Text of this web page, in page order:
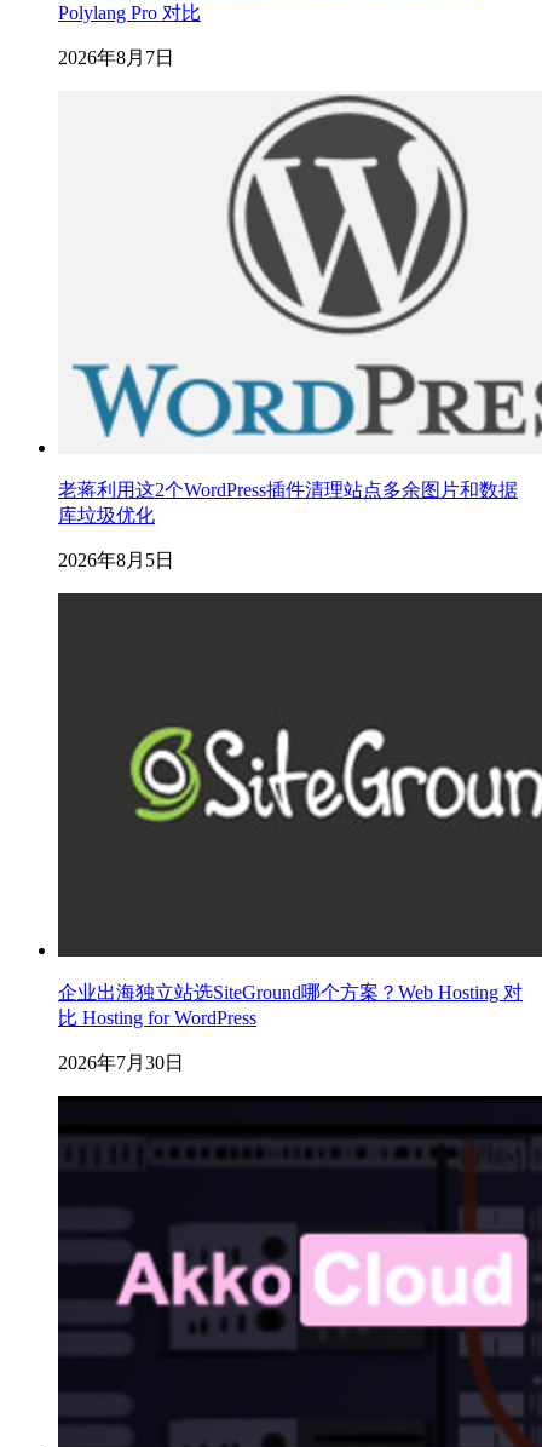
Polylang Pro 对比
2026年8月7日
老蒋利用这2个WordPress插件清理站点多余图片和数据
库垃圾优化
2026年8月5日
企业出海独立站选SiteGround哪个方案？Web Hosting 对
比 Hosting for WordPress
2026年7月30日